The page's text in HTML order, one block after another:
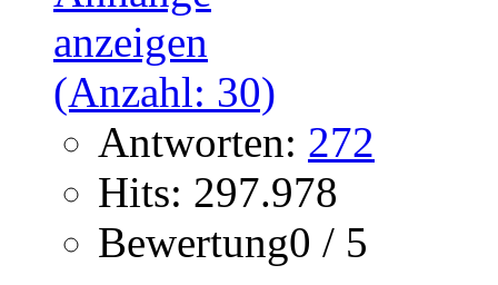
Antworten: 272
Hits: 297.978
Bewertung0 / 5